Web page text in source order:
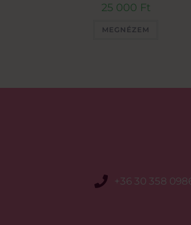
25 000 Ft
MEGNÉZEM
+36 30 358